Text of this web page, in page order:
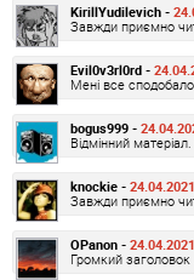
KirillYudilevich -
Завжди приємно
Evil0v3rl0rd -
Мені все
bogus999 -
Відмінний
knockie -
Завжди приємно
OPanon -
Громкий